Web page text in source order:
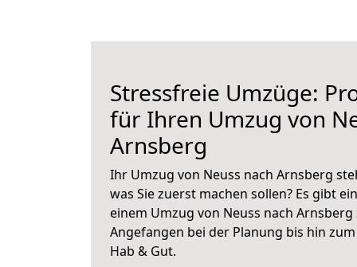
Stressfreie Umzüge:
für Ihren Umzug von
Arnsberg
Ihr Umzug von Neuss nach Arnsberg
was Sie zuerst machen sollen? Es gibt
einem Umzug von Neuss nach
Angefangen bei der Planung bis hin
Hab & Gut.